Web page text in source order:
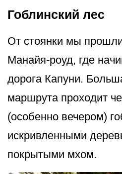
Гоблинский лес
От стоянки мы
Манайя-роуд, где
дорога Капуни.
маршрута проходит
(особенно вечером)
искривленными
покрытыми мхом.